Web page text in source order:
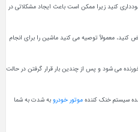
کنید زیرا ممکن است باعث ایجاد مشکلاتی در
معمولاً توصیه می کنید ماشین را برای انجام
می شود و پس از چندین بار قرار گرفتن در حالت
شده سیستم خنک کنندهموتور خودروبه شدت به شما